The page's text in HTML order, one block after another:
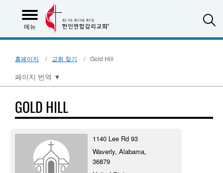
메뉴
홈페이지 교회 찾기 Gold Hill
페이지 번역 ▼
GOLD HILL
1140 Lee Rd 93
Waverly, Alabama,
36879